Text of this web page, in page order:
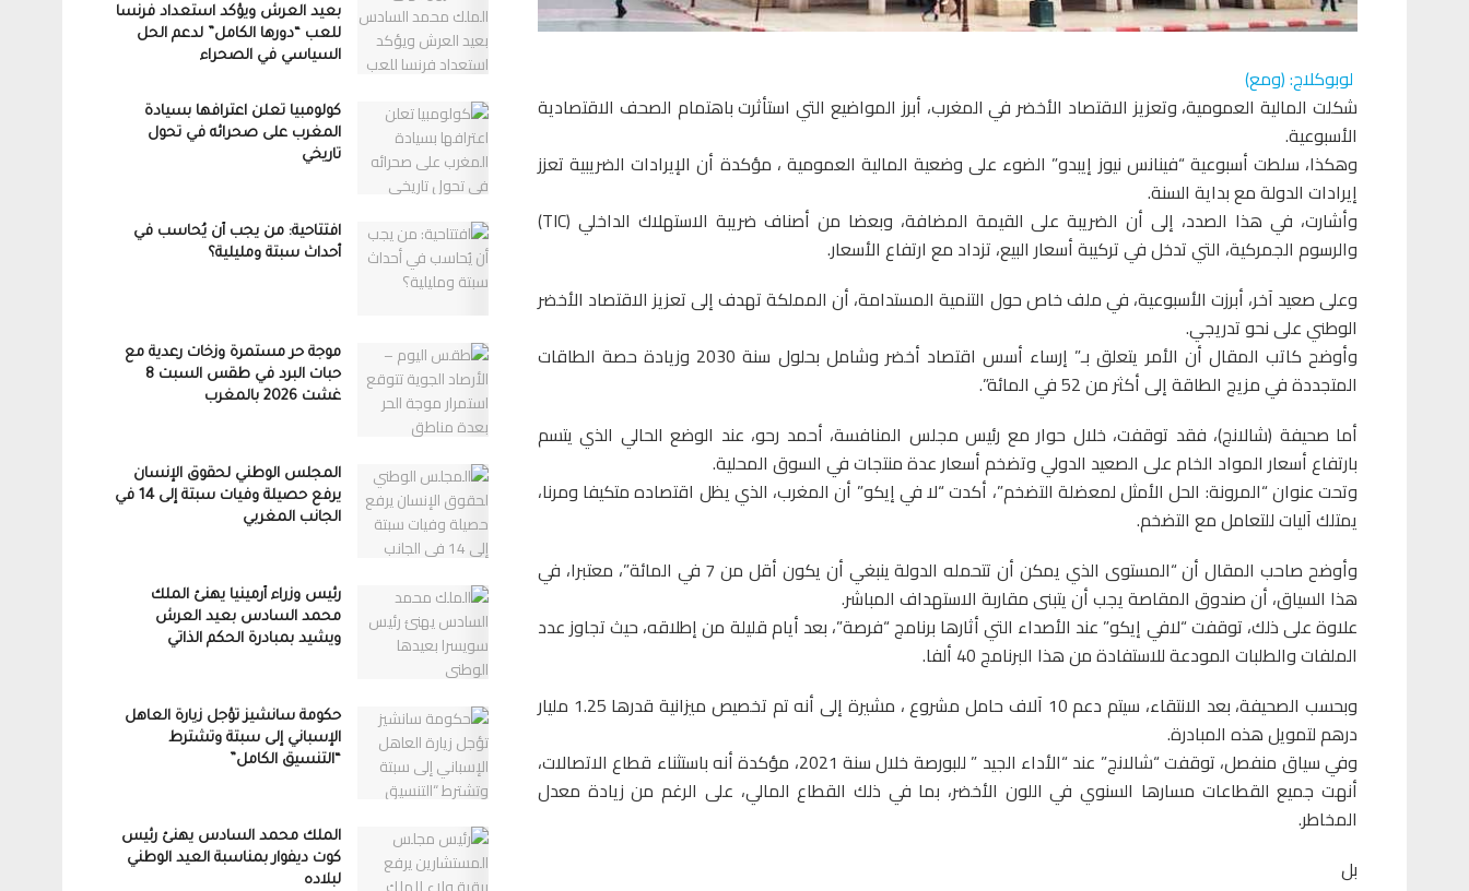
لوبوكلاج: (ومع)
شكلت المالية العمومية، وتعزيز الاقتصاد الأخضر في المغرب، أبرز المواضيع التي استأثرت باهتمام الصحف الاقتصادية
الأسبوعية.
وهكذا، سلطت أسبوعية “فينانس نيوز إيبدو” الضوء على وضعية المالية العمومية ، مؤكدة أن الإيرادات الضريبية تعزز
إيرادات الدولة مع بداية السنة.
وأشارت، في هذا الصدد، إلى أن الضريبة على القيمة المضافة، وبعضا من أصناف ضريبة الاستهلاك الداخلي (TIC)
والرسوم الجمركية، التي تدخل في تركيبة أسعار البيع، تزداد مع ارتفاع الأسعار.
وعلى صعيد آخر، أبرزت الأسبوعية، في ملف خاص حول التنمية المستدامة، أن المملكة تهدف إلى تعزيز الاقتصاد الأخضر
الوطني على نحو تدريجي.
وأوضح كاتب المقال أن الأمر يتعلق بـ” إرساء أسس اقتصاد أخضر وشامل بحلول سنة 2030 وزيادة حصة الطاقات
المتجددة في مزيج الطاقة إلى أكثر من 52 في المائة”.
أما صحيفة (شالانج)، فقد توقفت، خلال حوار مع رئيس مجلس المنافسة، أحمد رحو، عند الوضع الحالي الذي يتسم
بارتفاع أسعار المواد الخام على الصعيد الدولي وتضخم أسعار عدة منتجات في السوق المحلية.
وتحت عنوان “المرونة: الحل الأمثل لمعضلة التضخم”، أكدت “لا في إيكو” أن المغرب، الذي يظل اقتصاده متكيفا ومرنا،
يمتلك آليات للتعامل مع التضخم.
وأوضح صاحب المقال أن “المستوى الذي يمكن أن تتحمله الدولة ينبغي أن يكون أقل من 7 في المائة”، معتبرا، في
هذا السياق، أن صندوق المقاصة يجب أن يتبنى مقاربة الاستهداف المباشر.
علاوة على ذلك، توقفت “لافي إيكو” عند الأصداء التي أثارها برنامج “فرصة”، بعد أيام قليلة من إطلاقه، حيث تجاوز عدد
الملفات والطلبات المودعة للاستفادة من هذا البرنامج 40 ألفا.
وبحسب الصحيفة، بعد الانتقاء، سيتم دعم 10 آلاف حامل مشروع ، مشيرة إلى أنه تم تخصيص ميزانية قدرها 1.25 مليار
درهم لتمويل هذه المبادرة.
وفي سياق منفصل، توقفت “شالانج” عند “الأداء الجيد ” للبورصة خلال سنة 2021، مؤكدة أنه باستثناء قطاع الاتصالات،
أنهت جميع القطاعات مسارها السنوي في اللون الأخضر، بما في ذلك القطاع المالي، على الرغم من زيادة معدل
المخاطر.
بل
بعيد العرش ويؤكد استعداد فرنسا
للعب “دورها الكامل” لدعم الحل
السياسي في الصحراء
كولومبيا تعلن اعترافها بسيادة
المغرب على صحرائه في تحول
تاريخي
افتتاحية: من يجب أن يُحاسب في
أحداث سبتة ومليلية؟
موجة حر مستمرة وزخات رعدية مع
حبات البرد في طقس السبت 8
غشت 2026 بالمغرب
المجلس الوطني لحقوق الإنسان
يرفع حصيلة وفيات سبتة إلى 14 في
الجانب المغربي
رئيس وزراء أرمينيا يهنئ الملك
محمد السادس بعيد العرش
ويشيد بمبادرة الحكم الذاتي
حكومة سانشيز تؤجل زيارة العاهل
الإسباني إلى سبتة وتشترط
“التنسيق الكامل”
الملك محمد السادس يهنئ رئيس
كوت ديفوار بمناسبة العيد الوطني
لبلاده